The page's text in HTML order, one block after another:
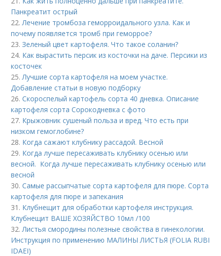
Панкреатит острый
22.Лечение тромбоза геморроидального узла. Как и
почему появляется тромб при геморрое?
23.Зеленый цвет картофеля. Что такое соланин?
24. Как вырастить персик из косточки на даче. Персики из
косточек
25.Лучшие сорта картофеля на моем участке.
Добавление статьи в новую подборку
26.Скороспелый картофель сорта 40 дневка. Описание
картофеля сорта Сорокодневка с фото
27. Крыжовник сушеный польза и вред. Что есть при
низком гемоглобине?
28. Когда сажают клубнику рассадой. Весной
29. Когда лучше пересаживать клубнику осенью или
весной. Когда лучше пересаживать клубнику осенью или
весной
30.Самые рассыпчатые сорта картофеля для пюре. Сорта
картофеля для пюре и запекания
31. Клубнещит для обработки картофеля инструкция.
Клубнещит ВАШЕ ХОЗЯЙСТВО 10мл /100
32.Листья смородины полезные свойства в гинекологии.
Инструкция по применению МАЛИНЫ ЛИСТЬЯ (FOLIA RUBI
IDAEI)